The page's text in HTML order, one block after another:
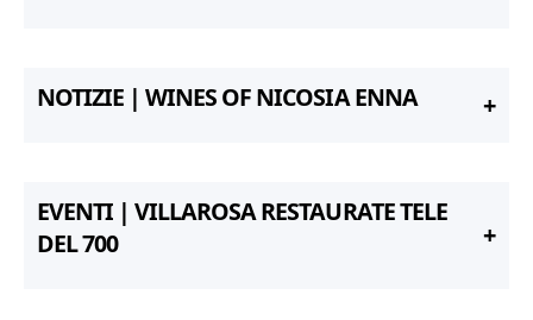
NOTIZIE | WINES OF NICOSIA ENNA
EVENTI | VILLAROSA RESTAURATE TELE
DEL 700